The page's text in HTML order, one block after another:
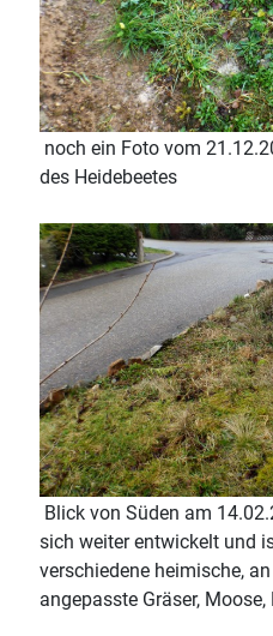
noch ein Foto vom
des Heidebeetes
Blick von Süden am
sich weiter entwickelt und
verschiedene heimische,
angepasste Gräser,